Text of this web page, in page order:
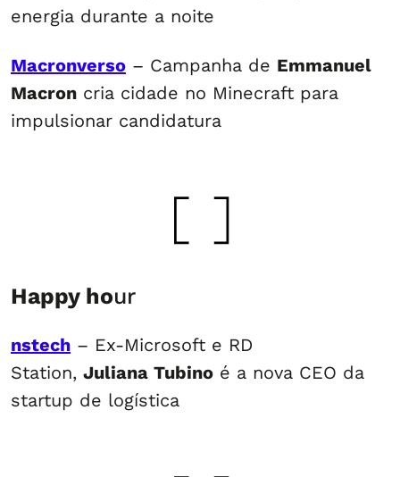
energia durante a noite
Macronverso – Campanha de Emmanuel
Macron cria cidade no Minecraft para
impulsionar candidatura
Happy hour
nstech – Ex-Microsoft e RD
Station, Juliana Tubino é a nova CEO da
startup de logística